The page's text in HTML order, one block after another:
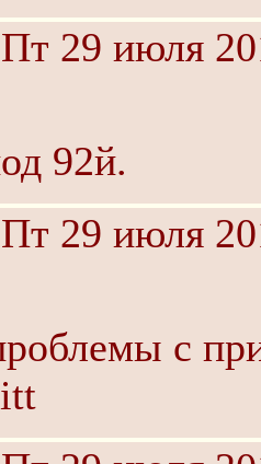
Пт 29 июля
92й.
Пт 29 июля
с